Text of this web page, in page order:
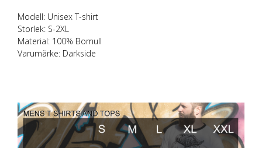
Modell: Unisex T-shirt
Storlek: S-2XL
Material: 100% Bomull
Varumärke: Darkside